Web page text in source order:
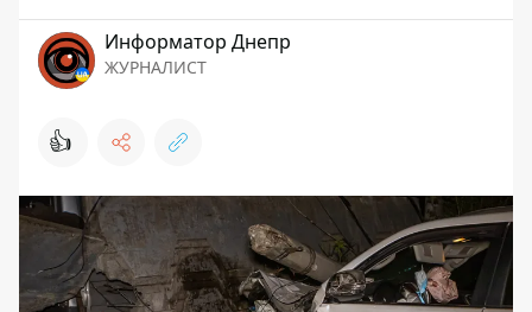
Информатор Днепр
ЖУРНАЛИСТ
👍